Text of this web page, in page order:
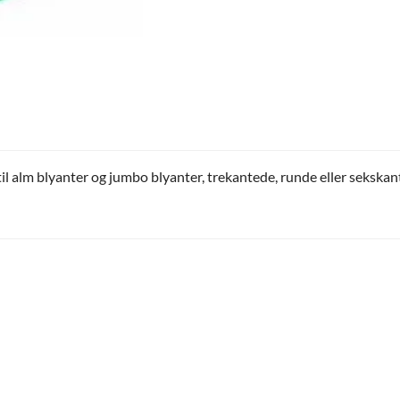
blyanter og jumbo blyanter, trekantede, runde eller